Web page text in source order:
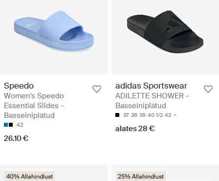
Speedo
Women's Speedo
Essential Slides -
Basseiniplätud
42
26.10 €
adidas Sportswear
ADILETTE SHOWER -
Basseiniplätud
37 38 39 40 1/2 42
alates 28 €
40% Allahindlust 25% Allahindlust